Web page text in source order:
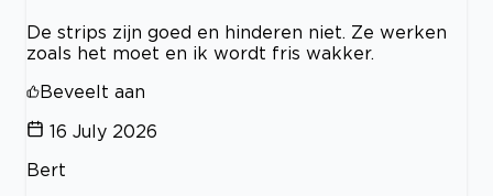
De strips zijn goed en hinderen niet. Ze werken
zoals het moet en ik wordt fris wakker.
Beveelt aan
16 July 2026
Bert